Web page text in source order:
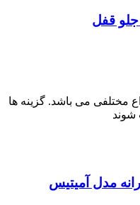
مختلفی می باشد. گزینه ها